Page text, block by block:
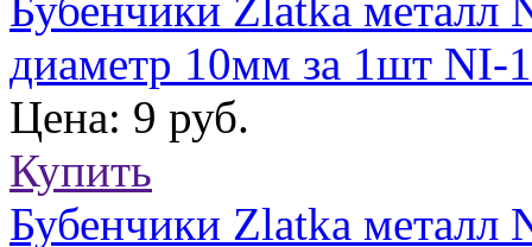
Бубенчики Zlatka металл
диаметр 10мм за 1шт NI-
Цена: 9 руб.
Купить
Бубенчики Zlatka